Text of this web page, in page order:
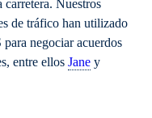
carretera. Nuestros
de tráfico han utilizado
negociar acuerdos
entre ellos Jane y